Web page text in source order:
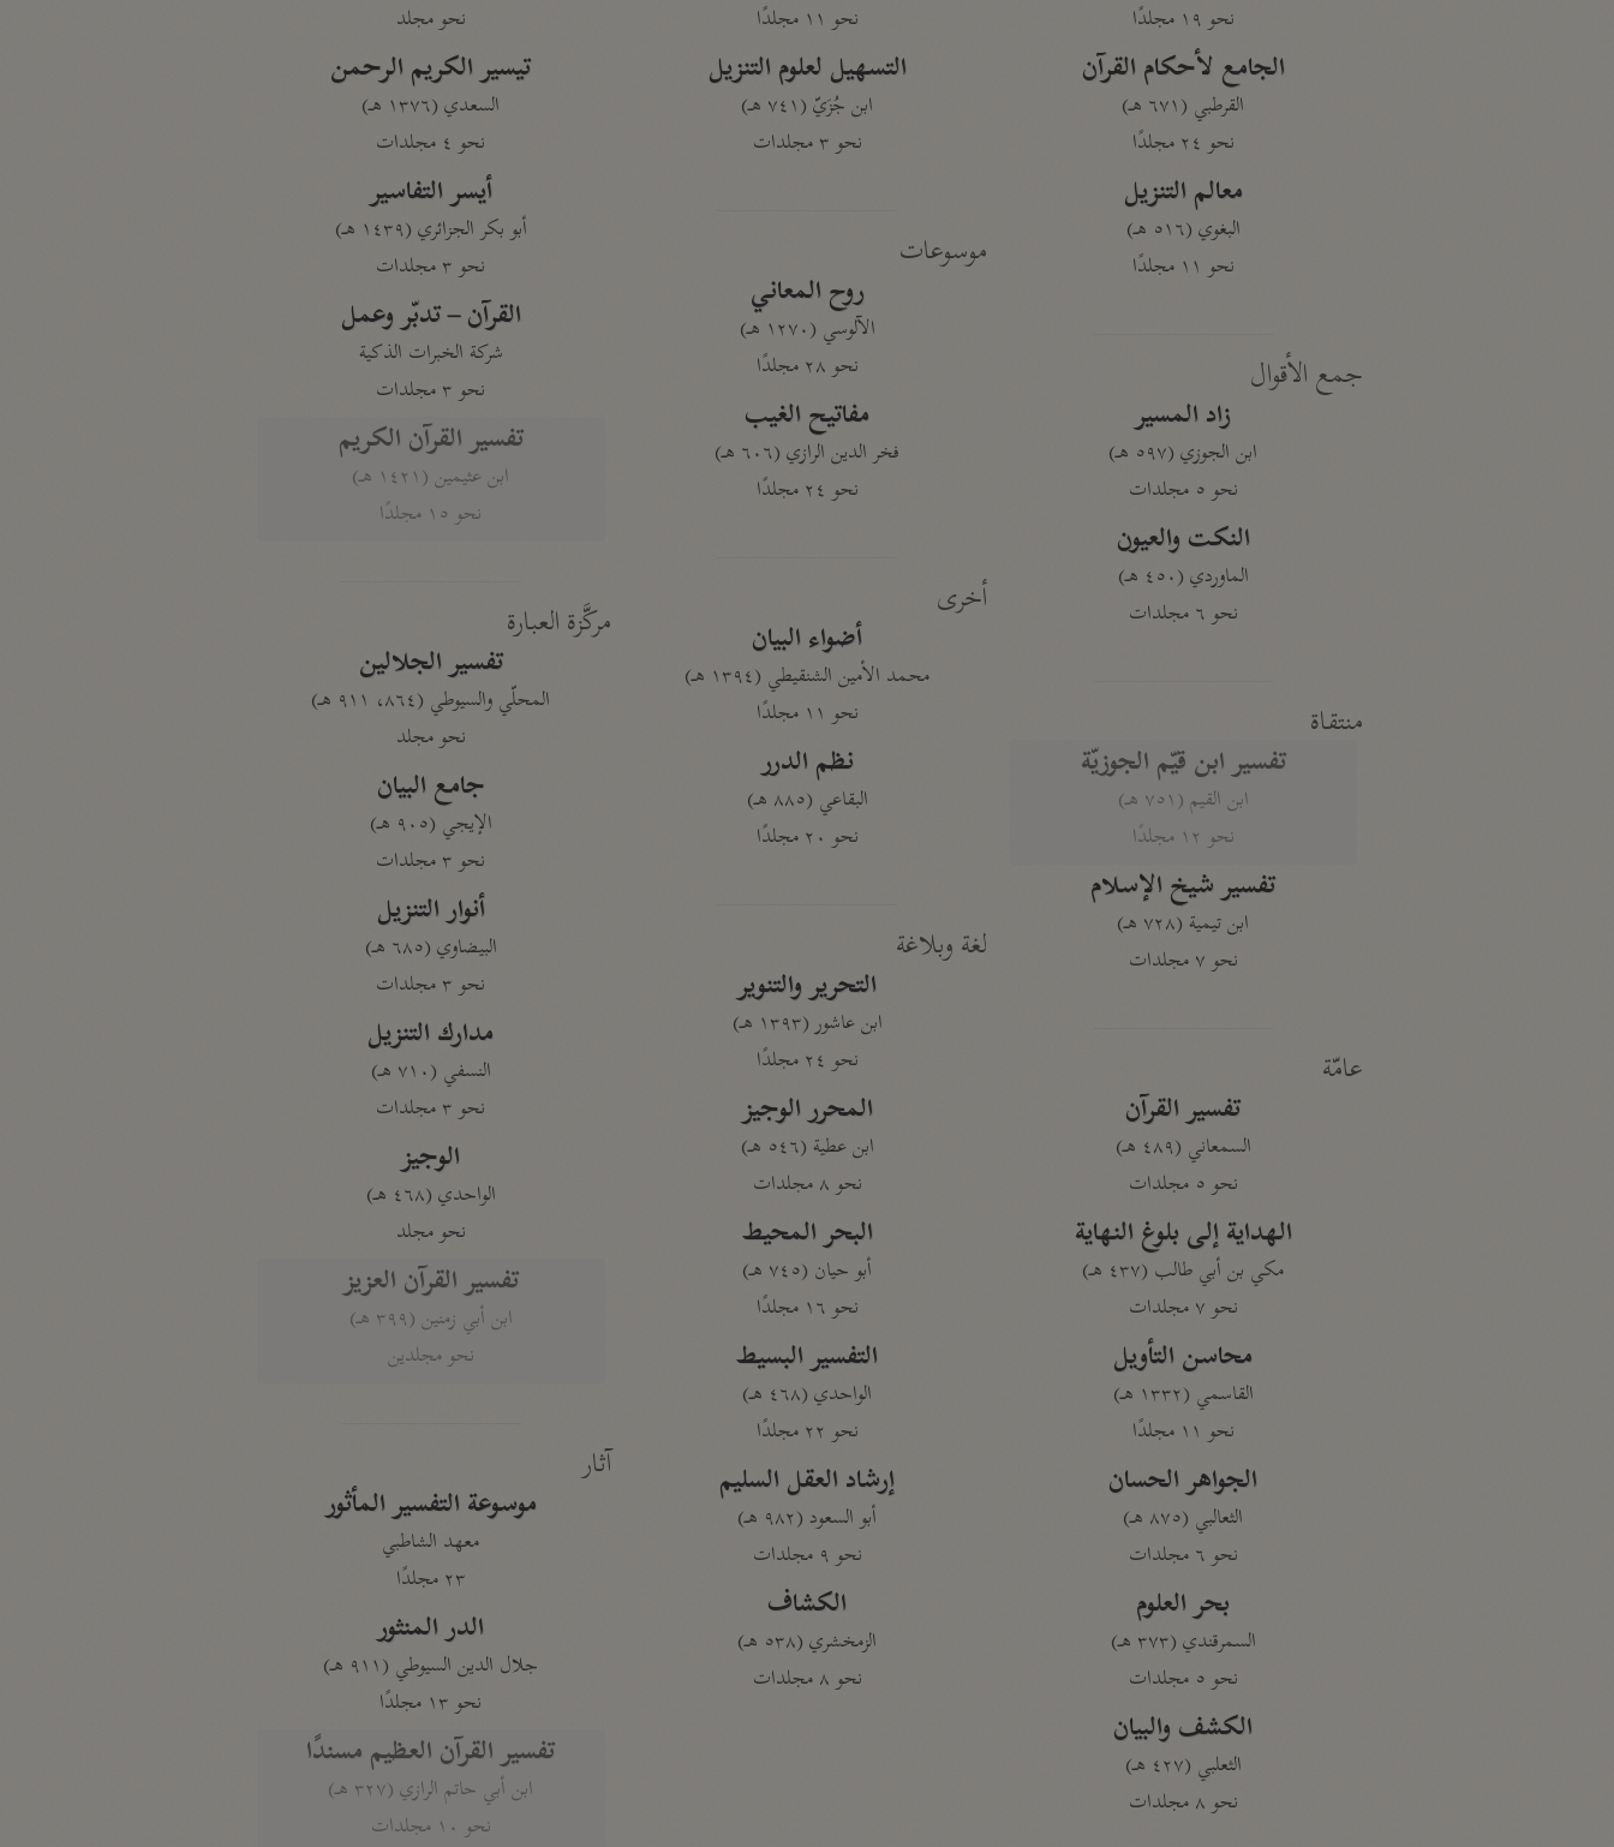
نحو ١٩ مجلدًا
الجامع لأحكام القرآن
القرطبي (٦٧١ هـ)
نحو ٢٤ مجلدًا
معالم التنزيل
البغوي (٥١٦ هـ)
نحو ١١ مجلدًا
جمع الأقوال
زاد المسير
ابن الجوزي (٥٩٧ هـ)
نحو ٥ مجلدات
النكت والعيون
الماوردي (٤٥٠ هـ)
نحو ٦ مجلدات
منتقاة
تفسير ابن قيّم الجوزيّة
ابن القيم (٧٥١ هـ)
نحو ١٢ مجلدًا
تفسير شيخ الإسلام
ابن تيمية (٧٢٨ هـ)
نحو ٧ مجلدات
عامّة
تفسير القرآن
السمعاني (٤٨٩ هـ)
نحو ٥ مجلدات
الهداية إلى بلوغ النهاية
مكي بن أبي طالب (٤٣٧ هـ)
نحو ٧ مجلدات
محاسن التأويل
القاسمي (١٣٣٢ هـ)
نحو ١١ مجلدًا
الجواهر الحسان
الثعالبي (٨٧٥ هـ)
نحو ٦ مجلدات
بحر العلوم
السمرقندي (٣٧٣ هـ)
نحو ٥ مجلدات
الكشف والبيان
الثعلبي (٤٢٧ هـ)
نحو ٨ مجلدات
نحو ١١ مجلدًا
التسهيل لعلوم التنزيل
ابن جُزَيّ (٧٤١ هـ)
نحو ٣ مجلدات
موسوعات
روح المعاني
الآلوسي (١٢٧٠ هـ)
نحو ٢٨ مجلدًا
مفاتيح الغيب
فخر الدين الرازي (٦٠٦ هـ)
نحو ٢٤ مجلدًا
أخرى
أضواء البيان
محمد الأمين الشنقيطي (١٣٩٤ هـ)
نحو ١١ مجلدًا
نظم الدرر
البقاعي (٨٨٥ هـ)
نحو ٢٠ مجلدًا
لغة وبلاغة
التحرير والتنوير
ابن عاشور (١٣٩٣ هـ)
نحو ٢٤ مجلدًا
المحرر الوجيز
ابن عطية (٥٤٦ هـ)
نحو ٨ مجلدات
البحر المحيط
أبو حيان (٧٤٥ هـ)
نحو ١٦ مجلدًا
التفسير البسيط
الواحدي (٤٦٨ هـ)
نحو ٢٢ مجلدًا
إرشاد العقل السليم
أبو السعود (٩٨٢ هـ)
نحو ٩ مجلدات
الكشاف
الزمخشري (٥٣٨ هـ)
نحو ٨ مجلدات
نحو مجلد
تيسير الكريم الرحمن
السعدي (١٣٧٦ هـ)
نحو ٤ مجلدات
أيسر التفاسير
أبو بكر الجزائري (١٤٣٩ هـ)
نحو ٣ مجلدات
القرآن – تدبّر وعمل
شركة الخبرات الذكية
نحو ٣ مجلدات
تفسير القرآن الكريم
ابن عثيمين (١٤٢١ هـ)
نحو ١٥ مجلدًا
مركَّزة العبارة
تفسير الجلالين
المحلّي والسيوطي (٨٦٤، ٩١١ هـ)
نحو مجلد
جامع البيان
الإيجي (٩٠٥ هـ)
نحو ٣ مجلدات
أنوار التنزيل
البيضاوي (٦٨٥ هـ)
نحو ٣ مجلدات
مدارك التنزيل
النسفي (٧١٠ هـ)
نحو ٣ مجلدات
الوجيز
الواحدي (٤٦٨ هـ)
نحو مجلد
تفسير القرآن العزيز
ابن أبي زمنين (٣٩٩ هـ)
نحو مجلدين
آثار
موسوعة التفسير المأثور
معهد الشاطبي
٢٣ مجلدًا
الدر المنثور
جلال الدين السيوطي (٩١١ هـ)
نحو ١٣ مجلدًا
تفسير القرآن العظيم مسندًا
ابن أبي حاتم الرازي (٣٢٧ هـ)
نحو ١٠ مجلدات